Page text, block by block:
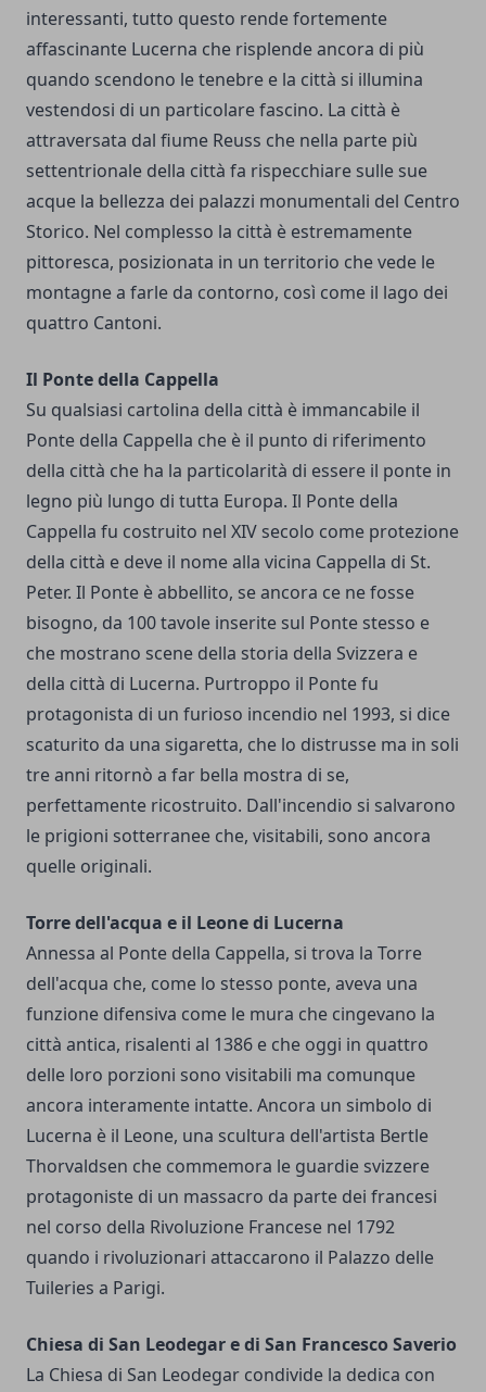
interessanti, tutto questo rende fortemente
affascinante Lucerna che risplende ancora di più
quando scendono le tenebre e la città si illumina
vestendosi di un particolare fascino. La città è
attraversata dal fiume Reuss che nella parte più
settentrionale della città fa rispecchiare sulle sue
acque la bellezza dei palazzi monumentali del Centro
Storico. Nel complesso la città è estremamente
pittoresca, posizionata in un territorio che vede le
montagne a farle da contorno, così come il lago dei
quattro Cantoni.
Il Ponte della Cappella
Su qualsiasi cartolina della città è immancabile il
Ponte della Cappella che è il punto di riferimento
della città che ha la particolarità di essere il ponte in
legno più lungo di tutta Europa. Il Ponte della
Cappella fu costruito nel XIV secolo come protezione
della città e deve il nome alla vicina Cappella di St.
Peter. Il Ponte è abbellito, se ancora ce ne fosse
bisogno, da 100 tavole inserite sul Ponte stesso e
che mostrano scene della storia della Svizzera e
della città di Lucerna. Purtroppo il Ponte fu
protagonista di un furioso incendio nel 1993, si dice
scaturito da una sigaretta, che lo distrusse ma in soli
tre anni ritornò a far bella mostra di se,
perfettamente ricostruito. Dall'incendio si salvarono
le prigioni sotterranee che, visitabili, sono ancora
quelle originali.
Torre dell'acqua e il Leone di Lucerna
Annessa al Ponte della Cappella, si trova la Torre
dell'acqua che, come lo stesso ponte, aveva una
funzione difensiva come le mura che cingevano la
città antica, risalenti al 1386 e che oggi in quattro
delle loro porzioni sono visitabili ma comunque
ancora interamente intatte. Ancora un simbolo di
Lucerna è il Leone, una scultura dell'artista Bertle
Thorvaldsen che commemora le guardie svizzere
protagoniste di un massacro da parte dei francesi
nel corso della Rivoluzione Francese nel 1792
quando i rivoluzionari attaccarono il Palazzo delle
Tuileries a Parigi.
Chiesa di San Leodegar e di San Francesco Saverio
La Chiesa di San Leodegar condivide la dedica con